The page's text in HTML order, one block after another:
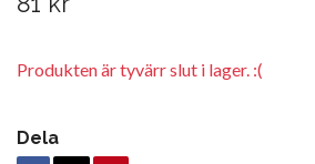
Produkten är tyvärr slut i lager. :(
Dela